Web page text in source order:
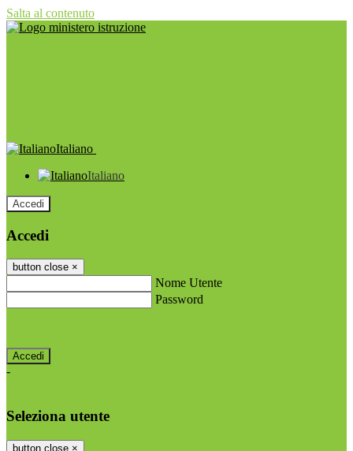
Salta al contenuto
Italiano
Italiano
Accedi
Accedi
button close ×
Nome Utente
Password
-
Seleziona utente
button close ×